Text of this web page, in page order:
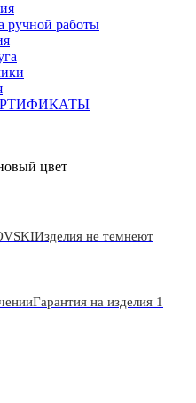
ручной работы
цвет
Изделия не темнеют
Гарантия на изделия 1